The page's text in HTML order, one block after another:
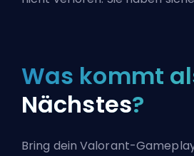
Was kommt
Nächstes?
Bring dein Valorant-